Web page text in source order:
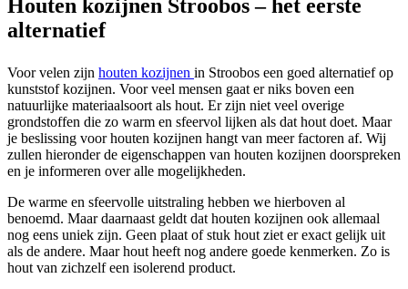
Houten kozijnen Stroobos – het eerste
alternatief
Voor velen zijn houten kozijnen in Stroobos een goed alternatief op
kunststof kozijnen. Voor veel mensen gaat er niks boven een
natuurlijke materiaalsoort als hout. Er zijn niet veel overige
grondstoffen die zo warm en sfeervol lijken als dat hout doet. Maar
je beslissing voor houten kozijnen hangt van meer factoren af. Wij
zullen hieronder de eigenschappen van houten kozijnen doorspreken
en je informeren over alle mogelijkheden.
De warme en sfeervolle uitstraling hebben we hierboven al
benoemd. Maar daarnaast geldt dat houten kozijnen ook allemaal
nog eens uniek zijn. Geen plaat of stuk hout ziet er exact gelijk uit
als de andere. Maar hout heeft nog andere goede kenmerken. Zo is
hout van zichzelf een isolerend product.